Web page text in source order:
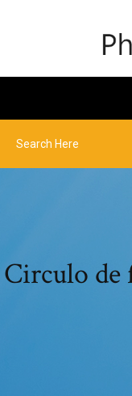
Circulo de